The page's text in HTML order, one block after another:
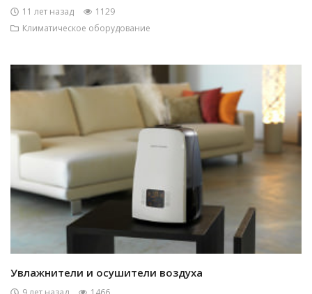
11 лет назад
1129
Климатическое оборудование
Увлажнители и осушители воздуха